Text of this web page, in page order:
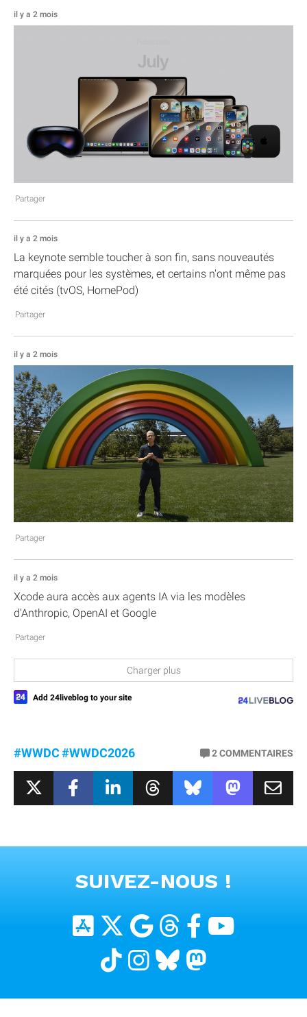
il y a 2 mois
Partager
il y a 2 mois
La keynote semble toucher à son fin, sans nouveautés
marquées pour les systèmes, et certains n'ont même pas
été cités (tvOS, HomePod)
Partager
il y a 2 mois
Partager
il y a 2 mois
Xcode aura accès aux agents IA via les modèles
d'Anthropic, OpenAI et Google
Partager
Charger plus
Add 24liveblog to your site
#WWDC#WWDC2026 2COMMENTAIRES
SUIVEZ-NOUS !